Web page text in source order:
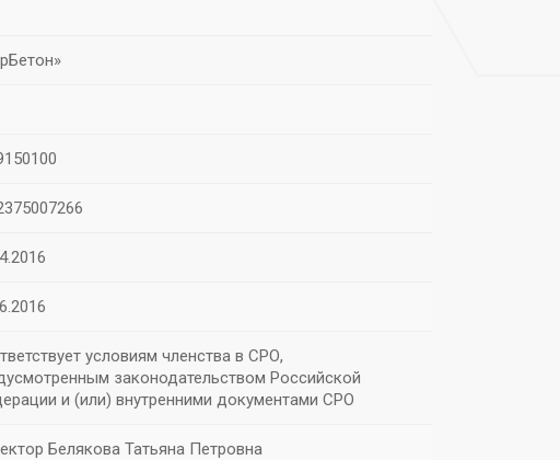
условиям членства в СРО,
законодательством Российской
и (или) внутренними документами СРО
Белякова Татьяна Петровна